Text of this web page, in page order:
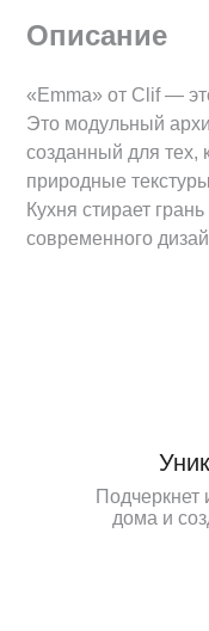
Описание
«Emma» от Clif —
Это модульный
созданный для тех,
природные
Кухня стирает
современного
Подчеркнет
дома и